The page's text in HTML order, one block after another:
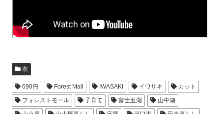
衣
690円 Forest Mall IWASAKI イワサキ
カット
フォレストモール
子育て 富士五湖
山中湖